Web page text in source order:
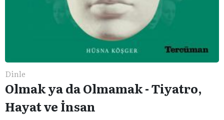
Dinle
Olmak ya da Olmamak - Tiyatro,
Hayat ve İnsan